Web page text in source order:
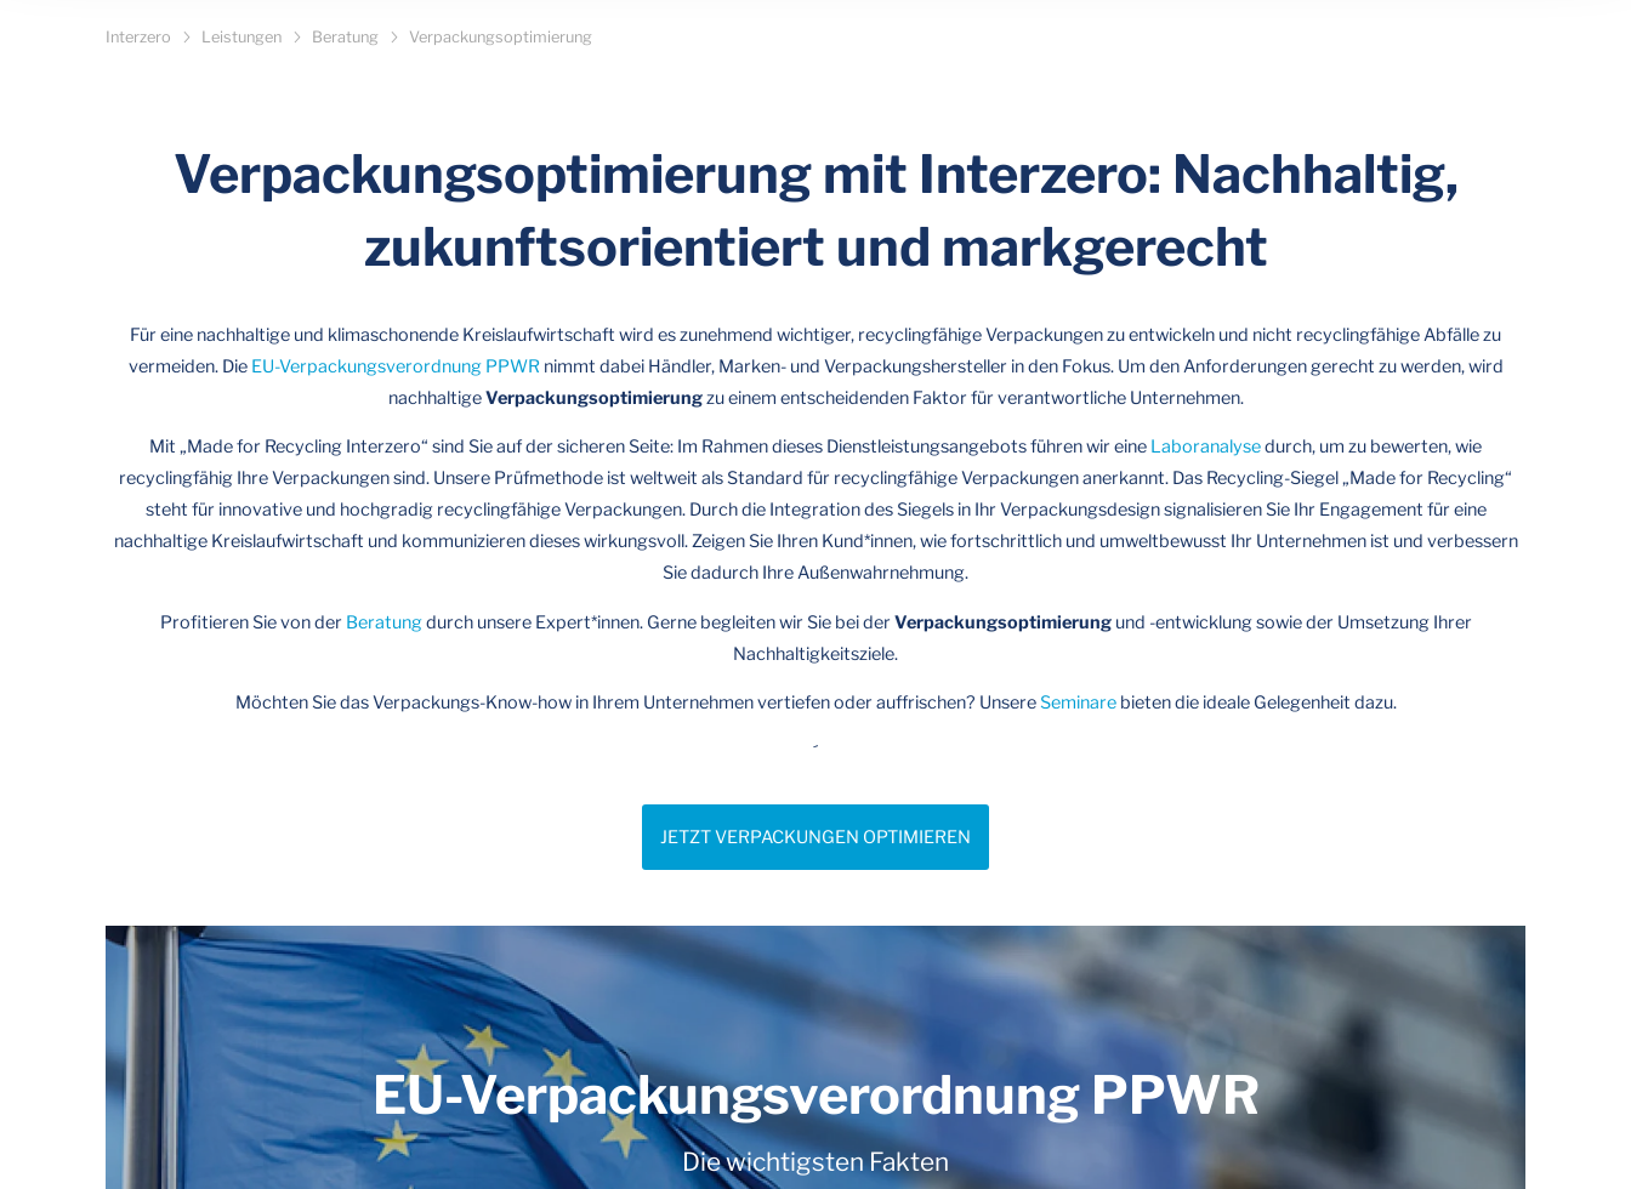
Interzero Leistungen Beratung Verpackungsoptimierung
Verpackungsoptimierung mit Interzero: Nachhaltig,
zukunftsorientiert und markgerecht
Für eine nachhaltige und klimaschonende Kreislaufwirtschaft wird es zunehmend wichtiger, recyclingfähige Verpackungen zu entwickeln und nicht recyclingfähige Abfälle zu
vermeiden. Die EU-Verpackungsverordnung PPWRnimmt dabei Händler, Marken- und Verpackungshersteller in den Fokus. Um den Anforderungen gerecht zu werden, wird
nachhaltigeVerpackungsoptimierungzu einem entscheidenden Faktor für verantwortliche Unternehmen.
Mit „Made for Recycling Interzero“ sind Sie auf der sicheren Seite: Im Rahmen dieses Dienstleistungsangebots führen wir eine Laboranalysedurch, um zu bewerten, wie
recyclingfähig Ihre Verpackungen sind. Unsere Prüfmethode ist weltweit als Standard für recyclingfähige Verpackungen anerkannt. Das Recycling-Siegel „Made for Recycling“
steht für innovative und hochgradig recyclingfähige Verpackungen. Durch die Integration des Siegels in Ihr Verpackungsdesign signalisieren Sie Ihr Engagement für eine
nachhaltige Kreislaufwirtschaft und kommunizieren dieses wirkungsvoll. Zeigen Sie Ihren Kund*innen, wie fortschrittlich und umweltbewusst Ihr Unternehmen ist und verbessern
Sie dadurch Ihre Außenwahrnehmung.
Profitieren Sie von der Beratungdurch unsere Expert*innen. Gerne begleiten wir Sie bei derVerpackungsoptimierungund -entwicklung sowie der Umsetzung Ihrer
Nachhaltigkeitsziele.
Möchten Sie das Verpackungs-Know-how in Ihrem Unternehmen vertiefen oder auffrischen? UnsereSeminarebieten die ideale Gelegenheit dazu.
´
JETZT VERPACKUNGEN OPTIMIEREN
EU-Verpackungsverordnung PPWR
Die wichtigsten Fakten